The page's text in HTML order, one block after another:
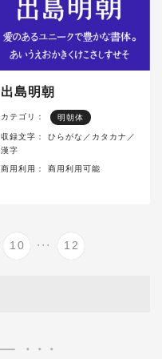
出島明朝
カテゴリ： 明朝体
収録文字：
ひらがな／カタカナ／
漢字
商用利用： 商用利用可能
10 ... 12